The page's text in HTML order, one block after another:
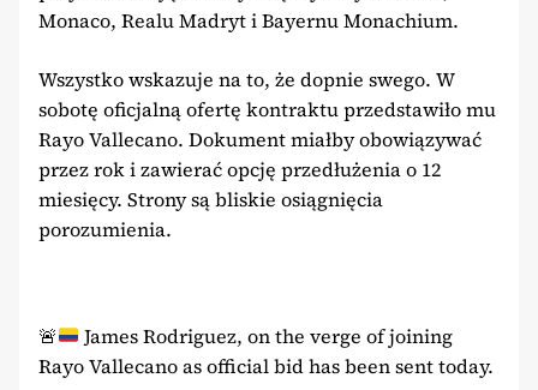
Monaco, Realu Madryt i Bayernu Monachium.
Wszystko wskazuje na to, że dopnie swego. W
sobotę oficjalną ofertę kontraktu przedstawiło mu
Rayo Vallecano. Dokument miałby obowiązywać
przez rok i zawierać opcję przedłużenia o 12
miesięcy. Strony są bliskie osiągnięcia
porozumienia.
🚨
James Rodriguez, on the verge of joining
Rayo Vallecano as official bid has been sent today.